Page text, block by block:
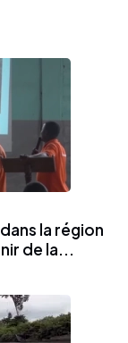
la région
de la...